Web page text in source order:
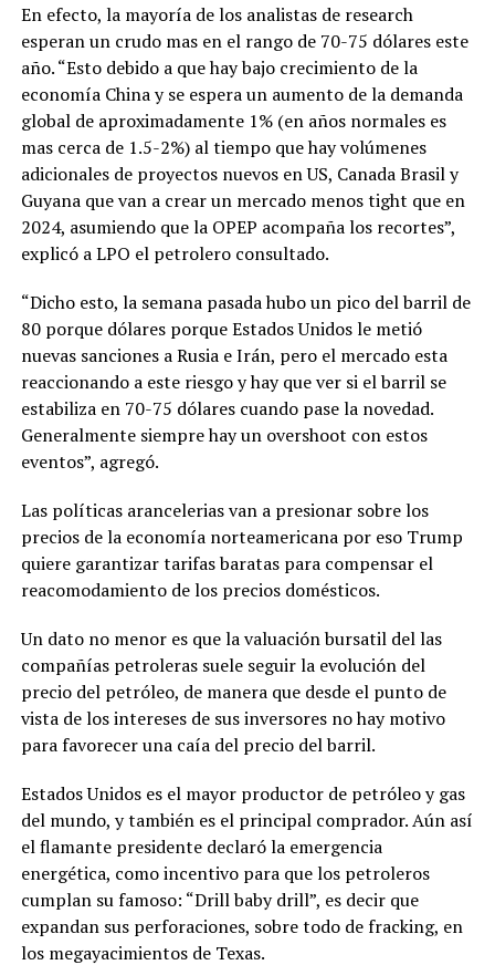
En efecto, la mayoría de los analistas de research
esperan un crudo mas en el rango de 70-75 dólares este
año. “Esto debido a que hay bajo crecimiento de la
economía China y se espera un aumento de la demanda
global de aproximadamente 1% (en años normales es
mas cerca de 1.5-2%) al tiempo que hay volúmenes
adicionales de proyectos nuevos en US, Canada Brasil y
Guyana que van a crear un mercado menos tight que en
2024, asumiendo que la OPEP acompaña los recortes”,
explicó a LPO el petrolero consultado.
“Dicho esto, la semana pasada hubo un pico del barril de
80 porque dólares porque Estados Unidos le metió
nuevas sanciones a Rusia e Irán, pero el mercado esta
reaccionando a este riesgo y hay que ver si el barril se
estabiliza en 70-75 dólares cuando pase la novedad.
Generalmente siempre hay un overshoot con estos
eventos”, agregó.
Las políticas arancelerias van a presionar sobre los
precios de la economía norteamericana por eso Trump
quiere garantizar tarifas baratas para compensar el
reacomodamiento de los precios domésticos.
Un dato no menor es que la valuación bursatil del las
compañías petroleras suele seguir la evolución del
precio del petróleo, de manera que desde el punto de
vista de los intereses de sus inversores no hay motivo
para favorecer una caía del precio del barril.
Estados Unidos es el mayor productor de petróleo y gas
del mundo, y también es el principal comprador. Aún así
el flamante presidente declaró la emergencia
energética, como incentivo para que los petroleros
cumplan su famoso: “Drill baby drill”, es decir que
expandan sus perforaciones, sobre todo de fracking, en
los megayacimientos de Texas.